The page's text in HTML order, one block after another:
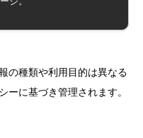
の種類や利用目的は異なる
ーに基づき管理されます。